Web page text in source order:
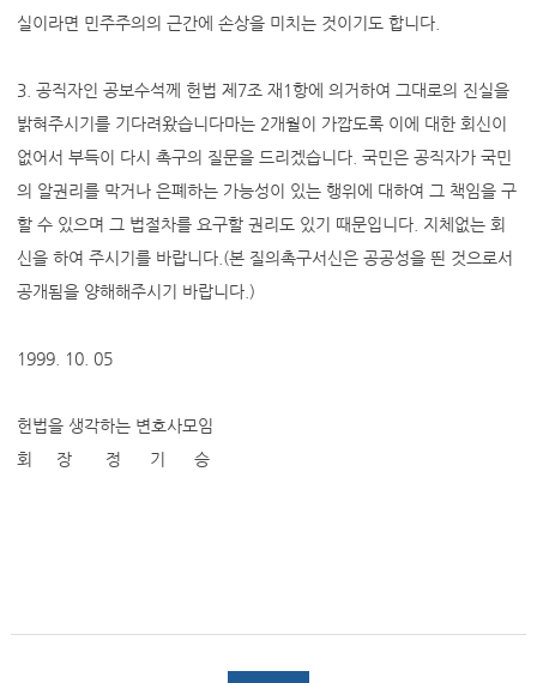
실이라면 민주주의의 근간에 손상을 미치는 것이기도 합니다.
3. 공직자인 공보수석께 헌법 제7조 재1항에 의거하여 그대로의 진실을
밝혀주시기를 기다려왔습니다마는 2개월이 가깝도록 이에 대한 회신이
없어서 부득이 다시 촉구의 질문을 드리겠습니다. 국민은 공직자가 국민
의 알권리를 막거나 은폐하는 가능성이 있는 행위에 대하여 그 책임을 구
할 수 있으며 그 법절차를 요구할 권리도 있기 때문입니다. 지체없는 회
신을 하여 주시기를 바랍니다.(본 질의촉구서신은 공공성을 띈 것으로서
공개됨을 양해해주시기 바랍니다.)
1999. 10. 05
헌법을 생각하는 변호사모임
회 장 정 기 승